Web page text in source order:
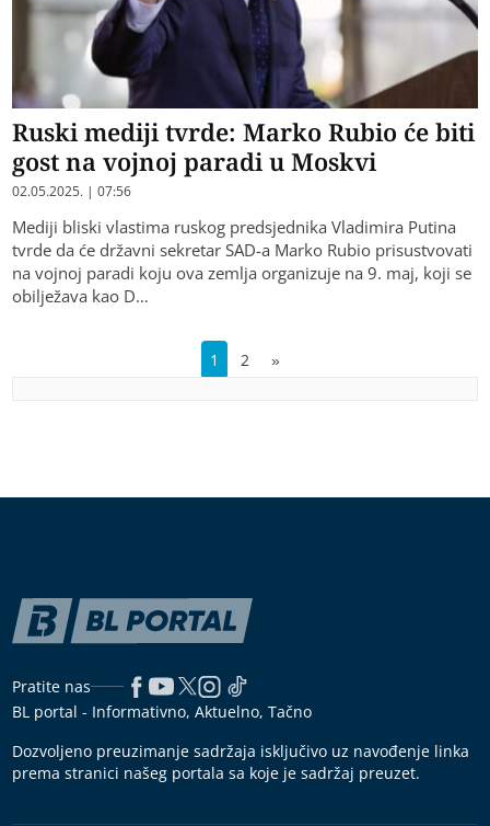
Ruski mediji tvrde: Marko Rubio će biti
gost na vojnoj paradi u Moskvi
02.05.2025. | 07:56
Mediji bliski vlastima ruskog predsjednika Vladimira Putina
tvrde da će državni sekretar SAD-a Marko Rubio prisustvovati
na vojnoj paradi koju ova zemlja organizuje na 9. maj, koji se
obilježava kao D…
1 2 »
Pratite nas
BL portal - Informativno, Aktuelno, Tačno
Dozvoljeno preuzimanje sadržaja isključivo uz navođenje linka
prema stranici našeg portala sa koje je sadržaj preuzet.